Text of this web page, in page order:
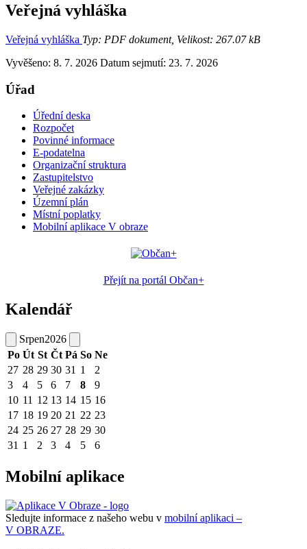
Veřejná vyhláška
Veřejná vyhláška Typ: PDF dokument, Velikost: 267.07 kB
Vyvěšeno: 8. 7. 2026 Datum sejmutí: 23. 7. 2026
Úřad
Úřední deska
Rozpočet
Povinné informace
E-podatelna
Organizační struktura
Zastupitelstvo
Veřejné zakázky
Územní plán
Místní poplatky
Mobilní aplikace V obraze
Přejít na portál Občan+
Kalendář
Srpen2026
Po Út St Čt Pá So Ne
27 28 29 30 31 1
2
3
4 5 6 7 8
9
10 11 12 13 14 15 16
17 18 19 20 21 22 23
24 25 26 27 28 29 30
31 1 2 3 4 5 6
Mobilní aplikace
Sledujte informace z našeho webu v mobilní aplikaci –
V OBRAZE.